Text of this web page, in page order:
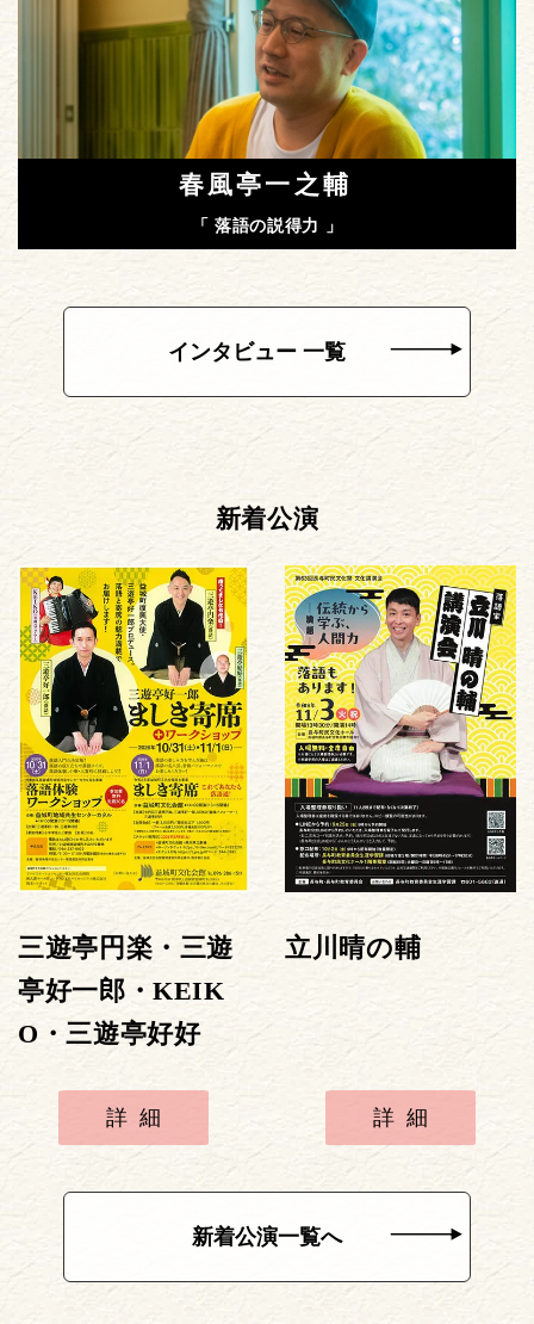
春風亭一之輔
「 落語の説得力 」
インタビュー 一覧
新着公演
三遊亭円楽・三遊
亭好一郎・KEIK
O・三遊亭好好
詳細
立川晴の輔
詳細
新着公演一覧へ